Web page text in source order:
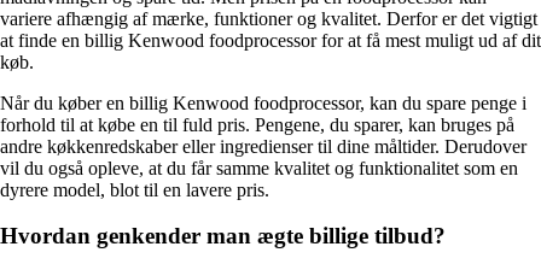
variere afhængig af mærke, funktioner og kvalitet. Derfor er det vigtigt
at finde en billig Kenwood foodprocessor for at få mest muligt ud af dit
køb.
Når du køber en billig Kenwood foodprocessor, kan du spare penge i
forhold til at købe en til fuld pris. Pengene, du sparer, kan bruges på
andre køkkenredskaber eller ingredienser til dine måltider. Derudover
vil du også opleve, at du får samme kvalitet og funktionalitet som en
dyrere model, blot til en lavere pris.
Hvordan genkender man ægte billige tilbud?